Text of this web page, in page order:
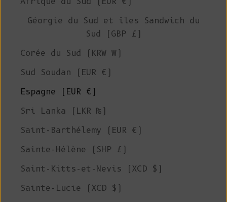
Géorgie du Sud et îles Sandwich du
Sud (GBP £)
Corée du Sud (KRW ₩)
Sud Soudan (EUR €)
Espagne (EUR €)
Sri Lanka (LKR ₨)
Saint-Barthélemy (EUR €)
Sainte-Hélène (SHP £)
Saint-Kitts-et-Nevis (XCD $)
Sainte-Lucie (XCD $)